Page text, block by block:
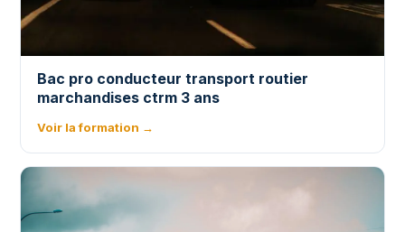
Bac pro conducteur transport routier
marchandises ctrm 3 ans
Voir la formation →